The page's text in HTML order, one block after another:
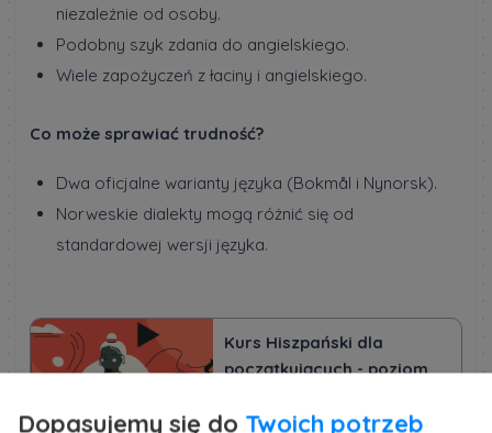
niezależnie od osoby.
Podobny szyk zdania do angielskiego.
Wiele zapożyczeń z łaciny i angielskiego.
Co może sprawiać trudność?
Dwa oficjalne warianty języka (Bokmål i Nynorsk).
Norweskie dialekty mogą różnić się od
standardowej wersji języka.
Kurs Hiszpański dla
początkujących - poziom
Dopasujemy się do Twoich potrzeb